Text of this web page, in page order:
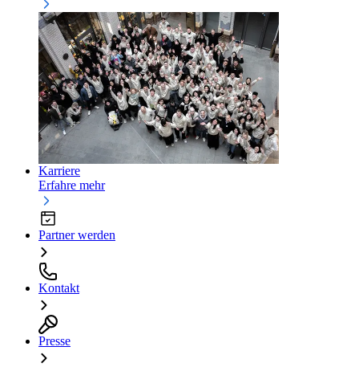
Karriere
Erfahre mehr
Partner werden
Kontakt
Presse